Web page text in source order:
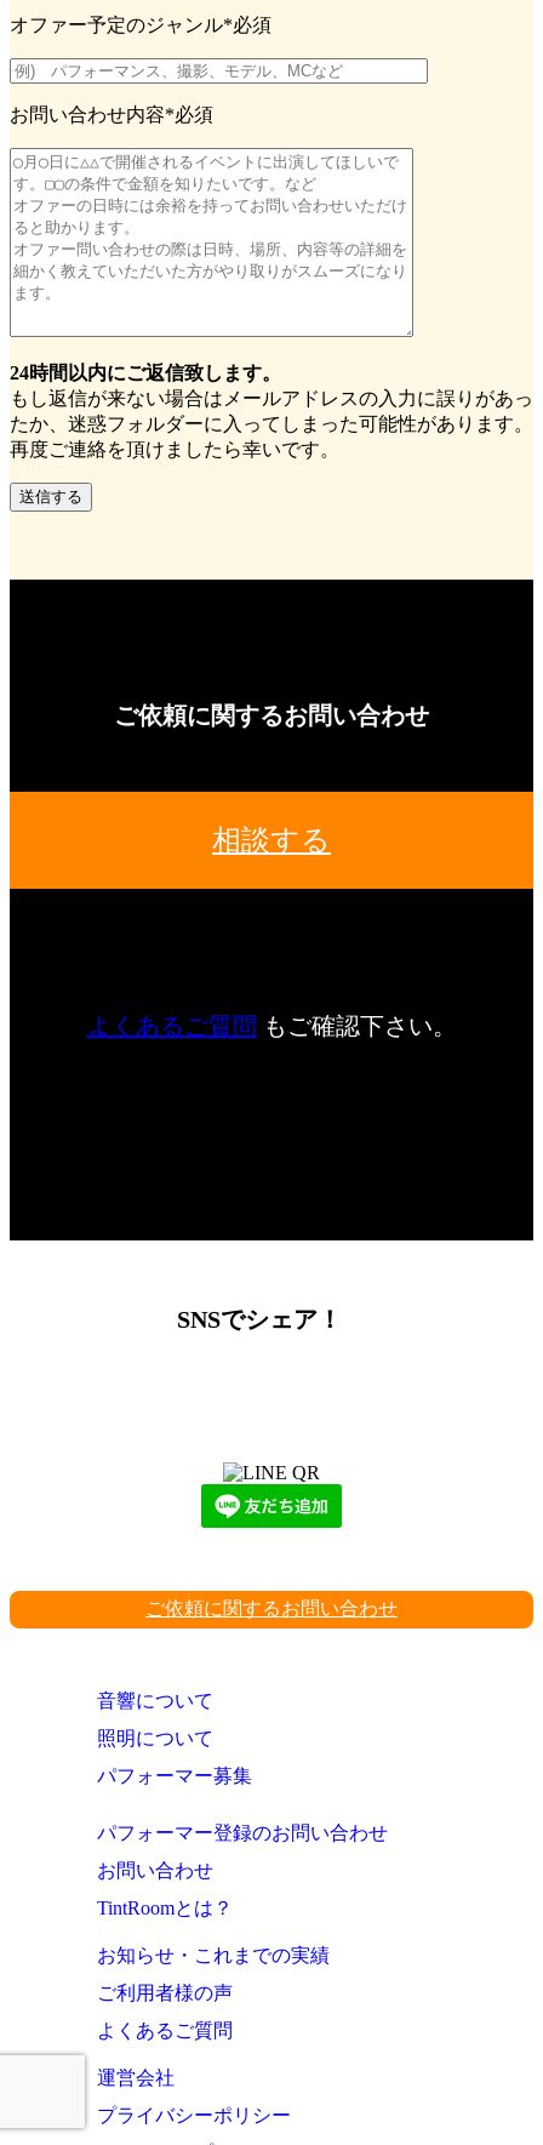
オファー予定のジャンル*必須
お問い合わせ内容*必須
24時間以内にご返信致します。
もし返信が来ない場合はメールアドレスの入力に誤りがあっ
たか、迷惑フォルダーに入ってしまった可能性があります。
再度ご連絡を頂けましたら幸いです。
ご依頼に関するお問い合わせ
相談する
よくあるご質問 もご確認下さい。
SNSでシェア！
ご依頼に関するお問い合わせ
音響について
照明について
パフォーマー募集
パフォーマー登録のお問い合わせ
お問い合わせ
TintRoomとは？
お知らせ・これまでの実績
ご利用者様の声
よくあるご質問
運営会社
プライバシーポリシー